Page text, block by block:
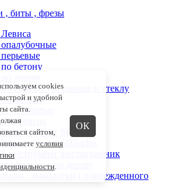
, биты , фрезы
бетону
дереву
кафелю , керамике и стеклу
металлу
инструмент SDS-max
инструмент SDS-plus
инструмент шестигранник
по дереву
, выколотки ( поврежденного
cookies
и удобной
сайта.
сайтом,
условия
.
ОК